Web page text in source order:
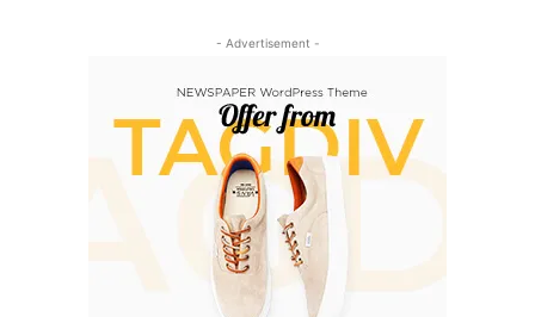
- Advertisement -